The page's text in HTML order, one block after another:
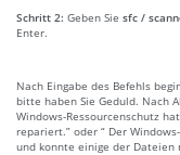
Schritt 2: Geben Sie sfc /
Enter.
Nach Eingabe des Befehls
bitte haben Sie Geduld. Nach
Windows-Ressourcenschutz
repariert.” oder “ Der
und konnte einige der Dateien